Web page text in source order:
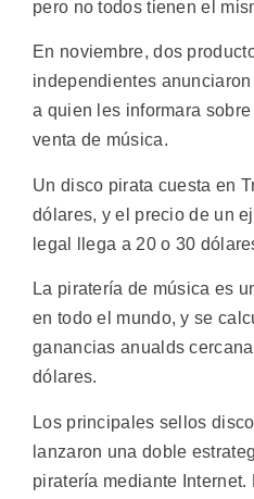
pero no todos tienen el
En noviembre, dos
independientes
a quien les informara
venta de música.
Un disco pirata cuesta en
dólares, y el precio de un
legal llega a 20 o 30
La piratería de música es
en todo el mundo, y se
ganancias anualds
dólares.
Los principales sellos
lanzaron una doble
piratería mediante Internet.